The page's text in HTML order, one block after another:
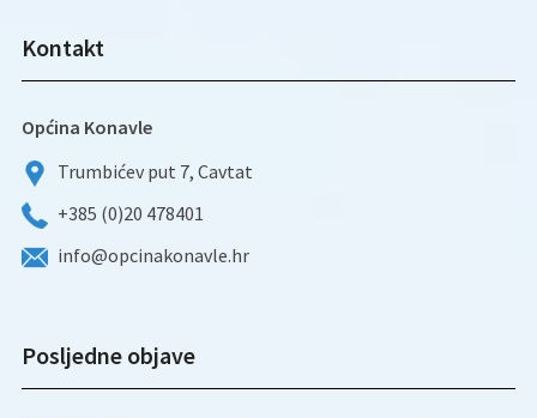
Kontakt
Općina Konavle
Trumbićev put 7, Cavtat
+385 (0)20 478401
info@opcinakonavle.hr
Posljedne objave